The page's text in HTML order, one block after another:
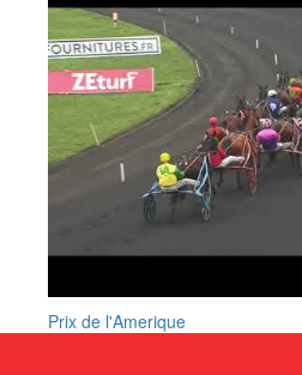
Prix de l'Amerique